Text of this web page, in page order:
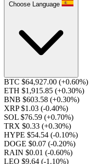
Choose Language
BTC $64,927.00 (+0.60%)
ETH $1,915.85 (+0.30%)
BNB $603.58 (+0.30%)
XRP $1.03 (-0.40%)
SOL $76.59 (+0.70%)
TRX $0.33 (+0.30%)
HYPE $54.54 (-0.10%)
DOGE $0.07 (-0.20%)
RAIN $0.01 (-0.60%)
LEO $9.64 (-1.10%)